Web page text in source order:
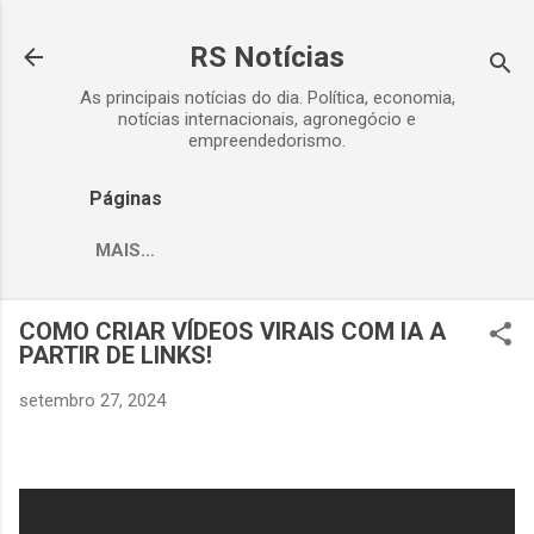
RS Notícias
As principais notícias do dia. Política, economia,
notícias internacionais, agronegócio e
empreendedorismo.
Páginas
MAIS…
COMO CRIAR VÍDEOS VIRAIS COM IA A
PARTIR DE LINKS!
setembro 27, 2024